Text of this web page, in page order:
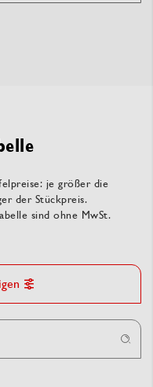
je größer die
der Stückpreis.
sind ohne MwSt.